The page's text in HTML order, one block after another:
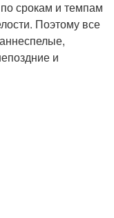
срокам и темпам
Поэтому все
и